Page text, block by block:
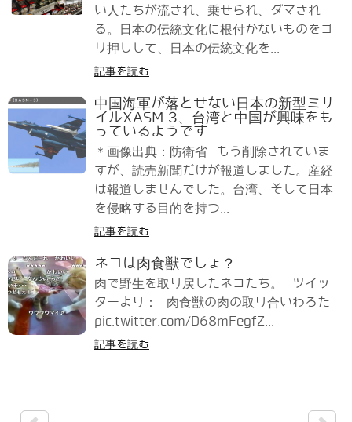
い人たちが流され、乗せられ、ダマされ
る。日本の伝統文化に根付かないものをゴ
リ押しして、日本の伝統文化を...
記事を読む
中国海軍が落とせない日本の新型ミサ
イルXASM-3、台湾と中国が興味をも
っているようです
＊画像出典：防衛省 もう削除されていま
すが、読売新聞だけが報道しました。産経
は報道しませんでした。台湾、そして日本
を侵略する目的を持つ...
記事を読む
ネコは肉食獣でしょ？
肉で野生を取り戻したネコたち。 ツイッ
ターより： 肉食獣の肉の取り合いわろた
pic.twitter.com/D68mFegfZ...
記事を読む